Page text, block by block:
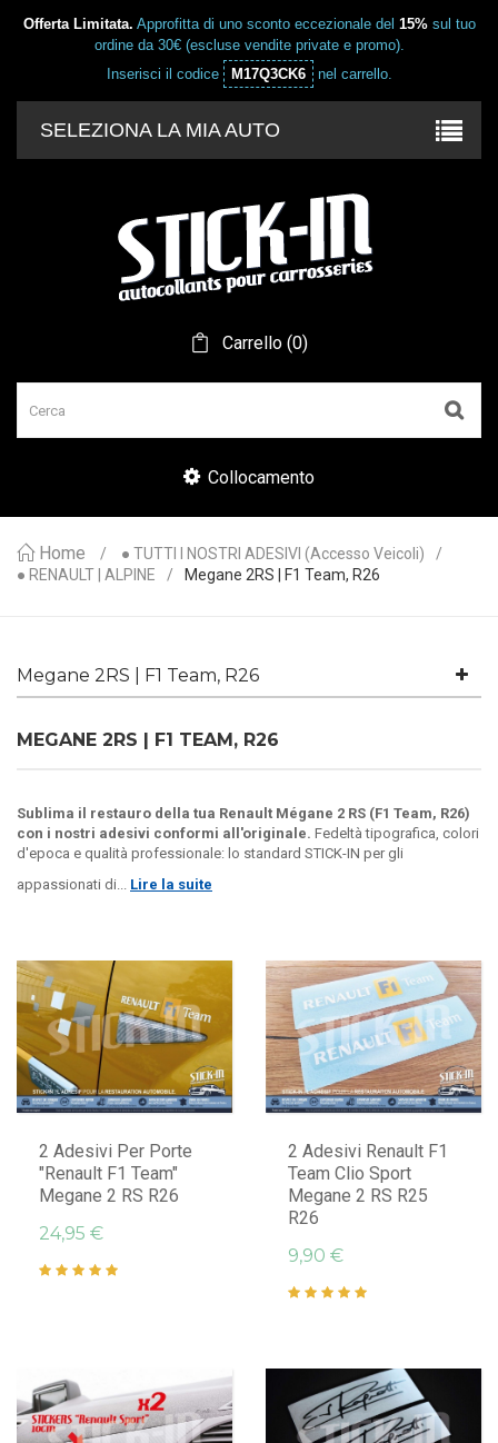
Offerta Limitata. Approfitta di uno sconto eccezionale del 15%sul tuo
ordine da 30€ (escluse vendite private e promo).
Inserisci il codice
M17Q3CK6 nel carrello.
SELEZIONA LA MIA AUTO
Carrello (0)
Collocamento
Home
● TUTTI I NOSTRI ADESIVI (accesso Veicoli)
● RENAULT | ALPINE
Megane 2RS | F1 Team, R26
Megane 2RS | F1 Team, R26
MEGANE 2RS | F1 TEAM, R26
Sublima il restauro della tua Renault Mégane 2 RS (F1 Team, R26)
con i nostri adesivi conformi all'originale. Fedeltà tipografica, colori
d'epoca e qualità professionale: lo standard STICK-IN per gli
appassionati di... Lire la suite
2 Adesivi Per Porte
"Renault F1 Team"
Megane 2 RS R26
24,95 €
2 Adesivi Renault F1
Team Clio Sport
Megane 2 RS R25
R26
9,90 €